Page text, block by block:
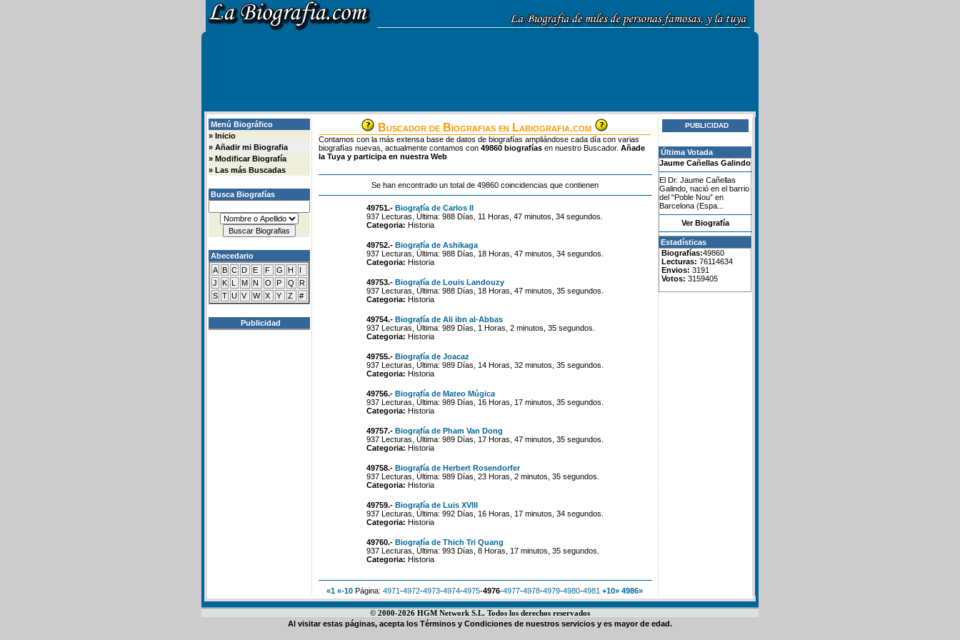
Menú Biográfico
» Inicio
» Añadir mi Biografia
» Modificar Biografía
» Las más Buscadas
Busca Biografías
Abecedario
A B C D E F G H
I
J
K L M N O P Q
R
S T U V W X Y Z #
Publicidad
Buscador de Biografias en Labiografia.com
Contamos con la más extensa base de datos de biografías ampliándose cada día con varias
biografías nuevas, actualmente contamos con 49860 biografías en nuestro Buscador. Añade
la Tuya y participa en nuestra Web
Se han encontrado un total de 49860 coincidencias que contienen
49751.- Biografía de Carlos II
937 Lecturas, Última: 988 Días, 11 Horas, 47 minutos, 34 segundos.
Categoria: Historia
49752.- Biografía de Ashikaga
937 Lecturas, Última: 988 Días, 18 Horas, 47 minutos, 34 segundos.
Categoria: Historia
49753.- Biografía de Louis Landouzy
937 Lecturas, Última: 988 Días, 18 Horas, 47 minutos, 35 segundos.
Categoria: Historia
49754.- Biografía de Ali ibn al-Abbas
937 Lecturas, Última: 989 Días, 1 Horas, 2 minutos, 35 segundos.
Categoria: Historia
49755.- Biografía de Joacaz
937 Lecturas, Última: 989 Días, 14 Horas, 32 minutos, 35 segundos.
Categoria: Historia
49756.- Biografía de Mateo Múgica
937 Lecturas, Última: 989 Días, 16 Horas, 17 minutos, 35 segundos.
Categoria: Historia
49757.- Biografía de Pham Van Dong
937 Lecturas, Última: 989 Días, 17 Horas, 47 minutos, 35 segundos.
Categoria: Historia
49758.- Biografía de Herbert Rosendorfer
937 Lecturas, Última: 989 Días, 23 Horas, 2 minutos, 35 segundos.
Categoria: Historia
49759.- Biografía de Luis XVIII
937 Lecturas, Última: 992 Días, 16 Horas, 17 minutos, 34 segundos.
Categoria: Historia
49760.- Biografía de Thich Tri Quang
937 Lecturas, Última: 993 Días, 8 Horas, 17 minutos, 35 segundos.
Categoria: Historia
«1 «-10 Página: 4971-4972-4973-4974-4975-4976-4977-4978-4979-4980-4981 +10» 4986»
PUBLICIDAD
Última Votada
Jaume Cañellas Galindo
El Dr. Jaume Cañellas
Galindo, nació en el barrio
del “Poble Nou” en
Barcelona (Espa...
Ver Biografía
Estadísticas
Biografías:49860
Lecturas: 76114634
Envios: 3191
Votos: 3159405
© 2000-2026 HGM Network S.L. Todos los derechos reservados
Al visitar estas páginas, acepta los Términos y Condiciones de nuestros servicios y es mayor de edad.